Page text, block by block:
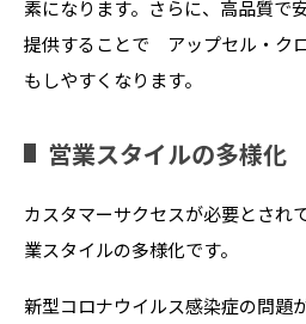
素になります。さらに、高品質で
提供することで アップセル・ク
もしやすくなります。
営業スタイルの多様化
カスタマーサクセスが必要とされ
業スタイルの多様化です。
新型コロナウイルス感染症の問題